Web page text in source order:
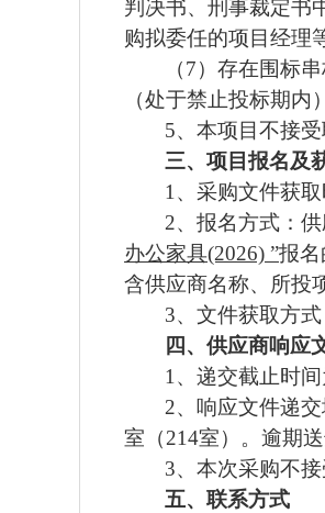
判决书、刑事裁定书
购拟委任的项目经理
（7）存在围标
（处于禁止投标期内
5、本项目不接受
三、项目报名及
1、采购文件获取
2、报名方式：
办公家具(2026) ”报名
含供应商名称、所投
3、文件获取方
四、供应商响应
1、递交截止时间
2、响应文件递
室（214室） 。逾期
3、本次采购不
五、联系方式